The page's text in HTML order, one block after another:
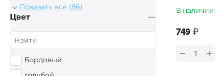
В наличии
‍749‍₽
+
−
Ваниль
Вишня
Гаммарус
Герань
Груша
Показать все (86)
Цвет
Бордовый